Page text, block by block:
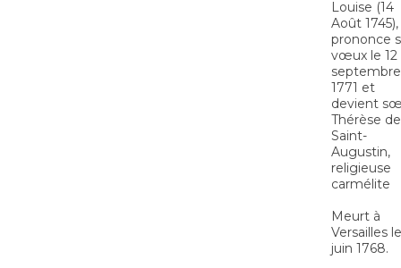
Louise (14
Août 1745),
prononce
vœux le 12
septembre
1771 et
devient
Thérèse de
Saint-
Augustin,
religieuse
carmélite
Meurt à
Versailles
juin 1768.